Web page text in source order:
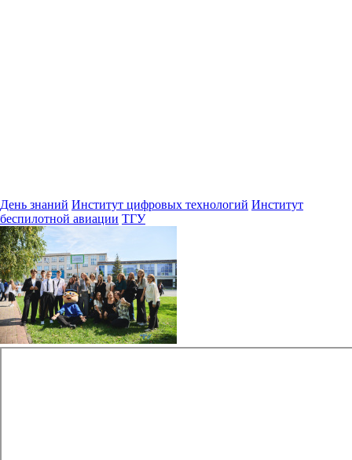
День знаний Институт цифровых технологий Институт
беспилотной авиации ТГУ